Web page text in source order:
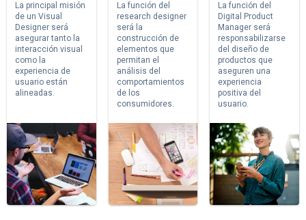
La principal misión
de un Visual
Designer será
asegurar tanto la
interacción visual
como la
experiencia de
usuario están
alineadas.
La función del
research designer
será la
construcción de
elementos que
permitan el
análisis del
comportamientos
de los
consumidores.
La función del
Digital Product
Manager será
responsabilizarse
del diseño de
productos que
aseguren una
experiencia
positiva del
usuario.